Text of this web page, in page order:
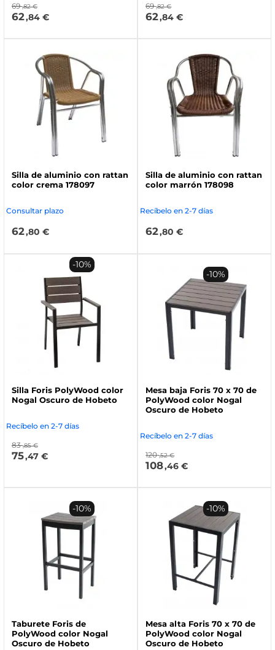
69 ,82 €
62,84 €
69 ,82 €
62,84 €
Silla de aluminio con rattan
color crema 178097
Consultar plazo
62,80 €
Silla de aluminio con rattan
color marrón 178098
Recíbelo en 2-7 días
62,80 €
Silla Foris PolyWood color
Nogal Oscuro de Hobeto
Recíbelo en 2-7 días
83 ,85 €
75,47 €
-10%
Mesa baja Foris 70 x 70 de
PolyWood color Nogal
Oscuro de Hobeto
Recíbelo en 2-7 días
120 ,52 €
108,46 €
-10%
Taburete Foris de
PolyWood color Nogal
Oscuro de Hobeto
-10%
Mesa alta Foris 70 x 70 de
PolyWood color Nogal
Oscuro de Hobeto
-10%